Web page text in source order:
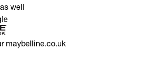
well
maybelline.co.uk